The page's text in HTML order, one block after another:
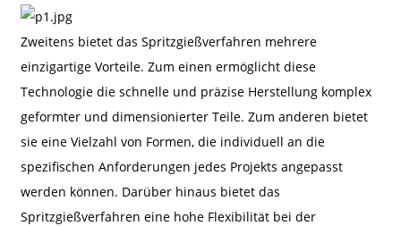
Zweitens bietet das Spritzgießverfahren mehrere
einzigartige Vorteile. Zum einen ermöglicht diese
Technologie die schnelle und präzise Herstellung komplex
geformter und dimensionierter Teile. Zum anderen bietet
sie eine Vielzahl von Formen, die individuell an die
spezifischen Anforderungen jedes Projekts angepasst
werden können. Darüber hinaus bietet das
Spritzgießverfahren eine hohe Flexibilität bei der